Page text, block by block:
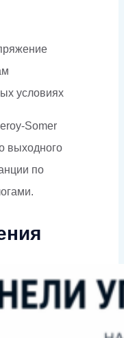
условиях
Somer
выходного
по